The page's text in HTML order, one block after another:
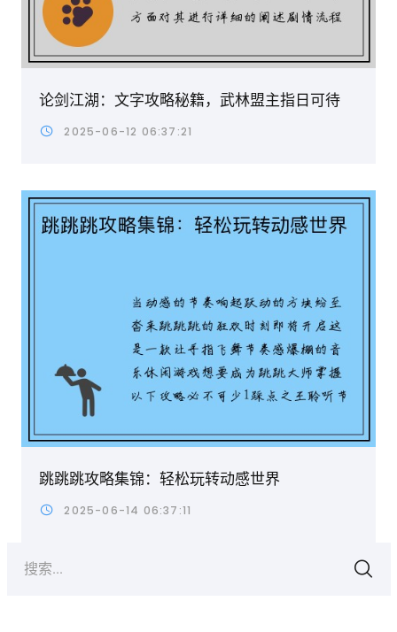
论剑江湖：文字攻略秘籍，武林盟主指日可待
2025-06-12 06:37:21
跳跳跳攻略集锦：轻松玩转动感世界
2025-06-14 06:37:11
搜索...